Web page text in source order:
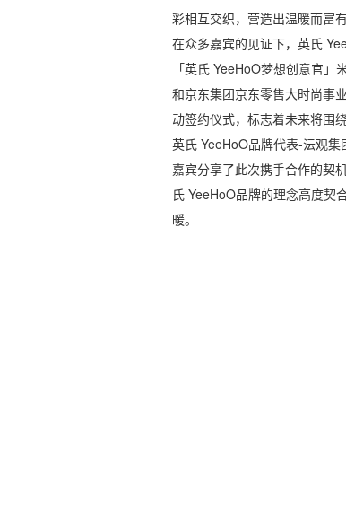
彩相互交织，营造出温暖而富
在众多嘉宾的见证下，英氏
「英氏 YeeHoO梦想创意官
和京东集团京东零售大时尚事
动签约仪式，标志着未来将围
英氏 YeeHoO品牌代表-沄观
嘉宾分享了此次携手合作的契
氏 YeeHoO品牌的理念高度契
暖。